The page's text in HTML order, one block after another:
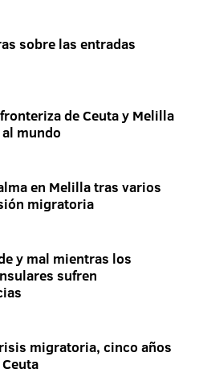
sobre las entradas
de Ceuta y Melilla
mundo
en Melilla tras varios
migratoria
y mal mientras los
sufren
migratoria, cinco años